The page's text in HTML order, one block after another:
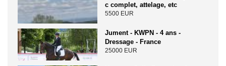
c complet, attelage, etc
5500 EUR
Jument - KWPN - 4 ans -
Dressage - France
25000 EUR